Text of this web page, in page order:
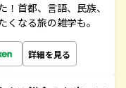
首都、言語、民族、
なる旅の雑学も。
詳細を見る